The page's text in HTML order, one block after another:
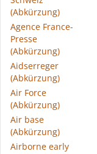
(Abkürzung)
Agence France-
Presse
(Abkürzung)
Aidserreger
(Abkürzung)
Air Force
(Abkürzung)
Air base
(Abkürzung)
Airborne early